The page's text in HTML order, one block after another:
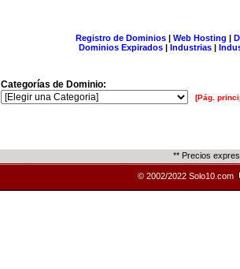
Registro de Dominios| Web Hosting |
Dominios Expirados | Industrias |
Categorías de Dominio:
[Pág.
** Precios
© 2002/2022 Solo10.com